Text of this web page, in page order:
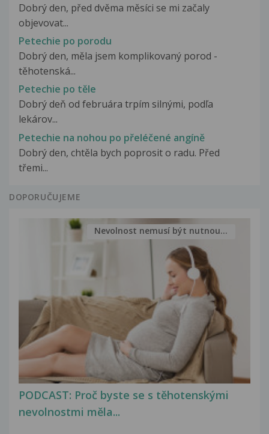
Dobrý den, před dvěma měsíci se mi začaly
objevovat...
Petechie po porodu
Dobrý den, měla jsem komplikovaný porod -
těhotenská...
Petechie po těle
Dobrý deň od februára trpím silnými, podľa
lekárov...
Petechie na nohou po přeléčené angíně
Dobrý den, chtěla bych poprosit o radu. Před
třemi...
DOPORUČUJEME
PODCAST: Proč byste se s těhotenskými
nevolnostmi měla...
Nevolnost nemusí být nutnou...